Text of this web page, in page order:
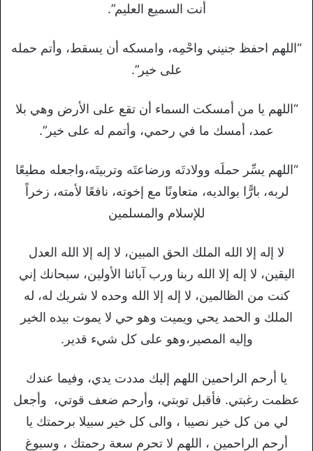
أنت السميع العليم”.
“اللهم احفظ جنيني واحْمِه، وامسكه أن يسقط، وأتم حمله
على خير”.
“اللهم يا من أمسكت السماء أن تقع على الأرض وهي بلا
عمد، أمسك ما في رحمي، وأتمم له على خير”.
“اللهم يسِّر حملَه وولادتَه ورضاعتَه وتربيتَه،واجعله مطيعًا
لربه، بارًّا بوالديه، متعاونًا مع إخوته، نافعًا لأمته، زخراً
للإسلام والمسلمين
لا إله إلا الله الملك الحق المبين، لا إله إلا الله العدل
اليقين، لا إله إلا الله ربنا ورب آبائنا الأولين، سبحانك إني
كنت من الظالمين، لا إله إلا الله وحده لا شريك له، له
الملك و الحمد يحي ويميت وهو حي لا يموت بيده الخير
وإليه المصير،وهو على كل شيء قدير.
يا أرحم الراحمين اللهم إليك مددت يدي، وفيما عندك
عظمت رغبتي. فأقبل توبتي، وأرحم ضعف قوتي، وأجعل
لي من كل خير نصيبا ، والى كل خير سبيلا برحمتك يا
أرحم الراحمين ، اللهم لا تحرم سعة رحمتك ، وسبوغ